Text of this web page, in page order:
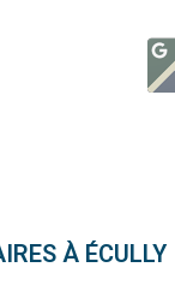
À ÉCULLY